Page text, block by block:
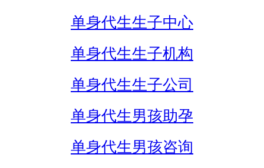
单身代生生子中心
单身代生生子机构
单身代生生子公司
单身代生男孩助孕
单身代生男孩咨询